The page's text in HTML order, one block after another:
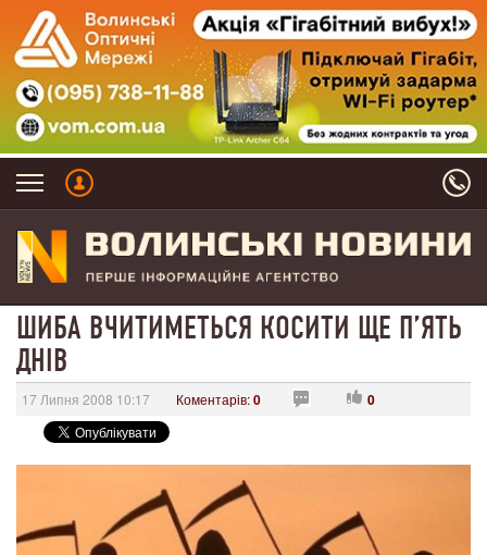
ШИБА ВЧИТИМЕТЬСЯ КОСИТИ ЩЕ П’ЯТЬ
ДНІВ
17 Липня 2008 10:17 Коментарів:0 0